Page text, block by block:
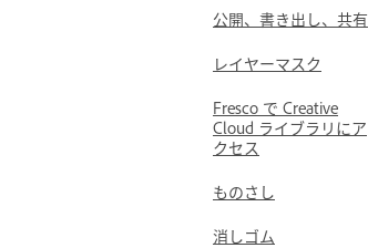
公開、書き出し、共有
レイヤーマスク
Fresco で Creative
Cloud ライブラリにア
クセス
ものさし
消しゴム